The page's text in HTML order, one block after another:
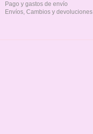
Pago y gastos de envío
Envíos, Cambios y devoluciones